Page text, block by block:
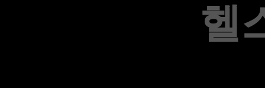
헬